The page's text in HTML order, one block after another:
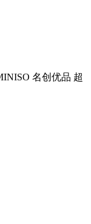
名创优品 超